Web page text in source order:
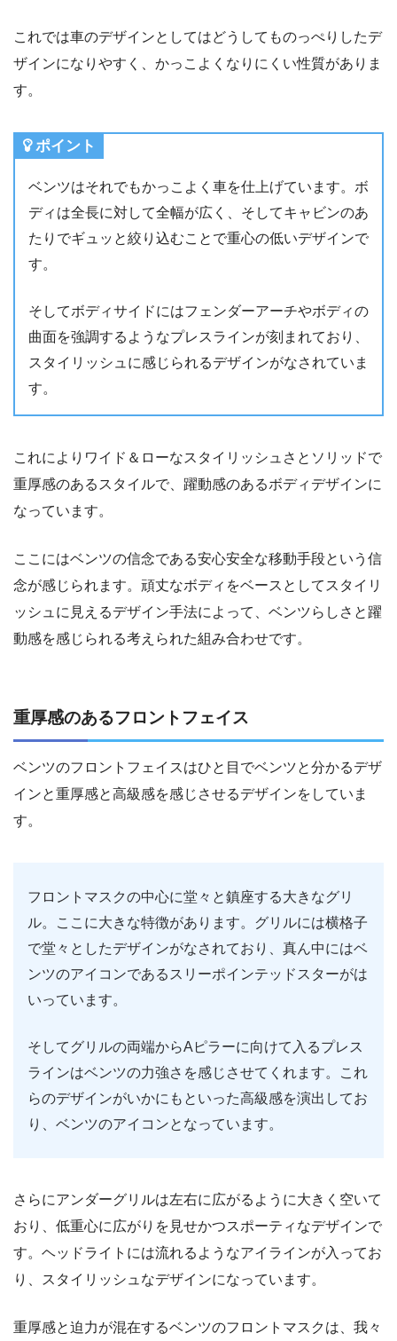
これでは車のデザインとしてはどうしてものっぺりしたデ
ザインになりやすく、かっこよくなりにくい性質がありま
す。
ポイント
ベンツはそれでもかっこよく車を仕上げています。ボ
ディは全長に対して全幅が広く、そしてキャビンのあ
たりでギュッと絞り込むことで重心の低いデザインで
す。
そしてボディサイドにはフェンダーアーチやボディの
曲面を強調するようなプレスラインが刻まれており、
スタイリッシュに感じられるデザインがなされていま
す。
これによりワイド＆ローなスタイリッシュさとソリッドで
重厚感のあるスタイルで、躍動感のあるボディデザインに
なっています。
ここにはベンツの信念である安心安全な移動手段という信
念が感じられます。頑丈なボディをベースとしてスタイリ
ッシュに見えるデザイン手法によって、ベンツらしさと躍
動感を感じられる考えられた組み合わせです。
重厚感のあるフロントフェイス
ベンツのフロントフェイスはひと目でベンツと分かるデザ
インと重厚感と高級感を感じさせるデザインをしていま
す。
フロントマスクの中心に堂々と鎮座する大きなグリ
ル。ここに大きな特徴があります。グリルには横格子
で堂々としたデザインがなされており、真ん中にはベ
ンツのアイコンであるスリーポインテッドスターがは
いっています。
そしてグリルの両端からAピラーに向けて入るプレス
ラインはベンツの力強さを感じさせてくれます。これ
らのデザインがいかにもといった高級感を演出してお
り、ベンツのアイコンとなっています。
さらにアンダーグリルは左右に広がるように大きく空いて
おり、低重心に広がりを見せかつスポーティなデザインで
す。ヘッドライトには流れるようなアイラインが入ってお
り、スタイリッシュなデザインになっています。
重厚感と迫力が混在するベンツのフロントマスクは、我々